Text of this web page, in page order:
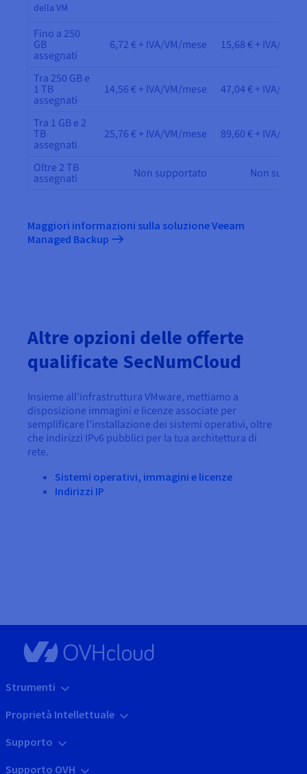
della VM
Fino a 250
GB
assegnati
6,72 € + IVA/VM/mese 15,68 € + IVA/VM/
Tra 250 GB e
1 TB
assegnati
14,56 € + IVA/VM/mese 47,04 € + IVA/VM/
Tra 1 GB e 2
TB
assegnati
25,76 € + IVA/VM/mese 89,60 € + IVA/VM/
Oltre 2 TB
assegnati Non supportato Non
Maggiori informazioni sulla soluzione Veeam
Managed Backup
Altre opzioni delle offerte
qualificate SecNumCloud
Insieme all'infrastruttura VMware, mettiamo a
disposizione immagini e licenze associate per
semplificare l'installazione dei sistemi operativi, oltre
che indirizzi IPv6 pubblici per la tua architettura di
rete.
Sistemi operativi, immagini e licenze
Indirizzi IP
Strumenti
Proprietà Intellettuale
Supporto
Supporto OVH